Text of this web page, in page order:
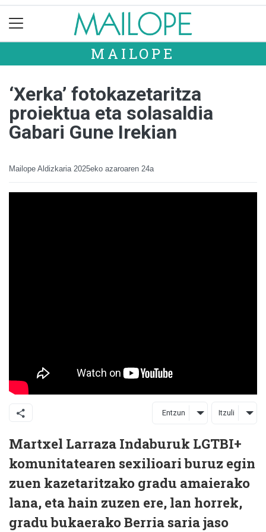
MAILOPE
‘Xerka’ fotokazetaritza
proiektua eta solasaldia
Gabari Gune Irekian
Mailope Aldizkaria 2025eko azaroaren 24a
Entzun Itzuli
Martxel Larraza Indaburuk LGTBI+
komunitatearen sexilioari buruz egin
zuen kazetaritzako gradu amaierako
lana, eta hain zuzen ere, lan horrek,
gradu bukaerako Berria saria jaso